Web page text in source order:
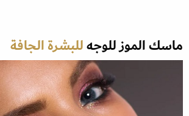
ماسك الموز للوجهللبشرة الجافة